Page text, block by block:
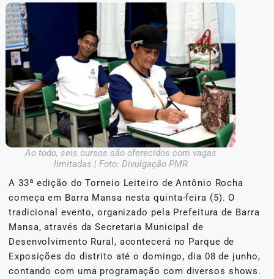
Ao todo, seis cursos são oferecidos com vagas
limitadas | Foto: Divulgação PMR
A 33ª edição do Torneio Leiteiro de Antônio Rocha
começa em Barra Mansa nesta quinta-feira (5). O
tradicional evento, organizado pela Prefeitura de Barra
Mansa, através da Secretaria Municipal de
Desenvolvimento Rural, acontecerá no Parque de
Exposições do distrito até o domingo, dia 08 de junho,
contando com uma programação com diversos shows.